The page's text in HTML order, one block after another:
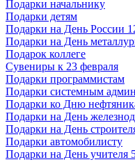
Подарки начальнику
Подарки детям
Подарки на День России
Подарки на День
Подарок коллеге
Сувениры к 23 февраля
Подарки программистам
Подарки системным
Подарки ко Дню
Подарки на День
Подарки на День
Подарки автомобилисту
Подарки на День учителя